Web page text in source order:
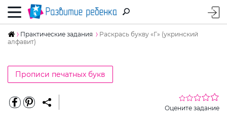
Практические задания
Раскрась букву «Г» (укринский
алфавит)
Прописи печатных букв
Оцените задание